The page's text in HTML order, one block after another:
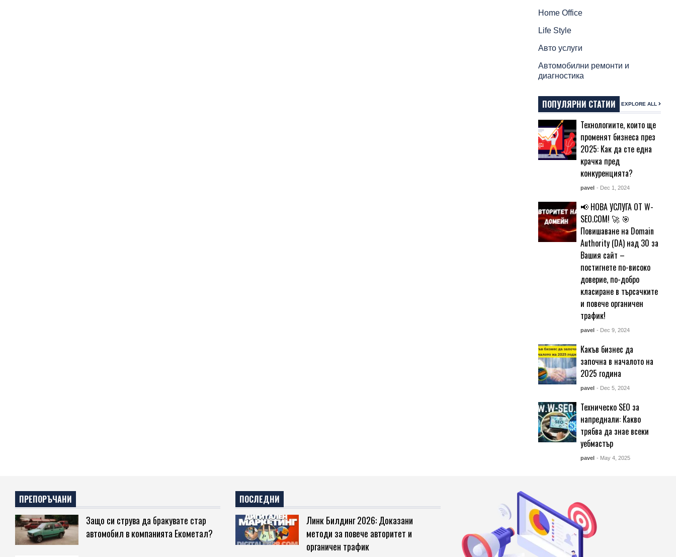
Home Office
Life Style
Авто услуги
Автомобилни ремонти и
диагностика
ПОПУЛЯРНИ СТАТИИ EXPLORE ALL
Технологиите, които ще
променят бизнеса през
2025: Как да сте една
крачка пред
конкуренцията?
pavel - Dec 1, 2024
📢 НОВА УСЛУГА ОТ W-
SEO.COM! 🚀 🎯
Повишаване на Domain
Authority (DA) над 30 за
Вашия сайт –
постигнете по-високо
доверие, по-добро
класиране в търсачките
и повече органичен
трафик!
pavel - Dec 9, 2024
Какъв бизнес да
започна в началото на
2025 година
pavel - Dec 5, 2024
Техническо SEO за
напреднали: Какво
трябва да знае всеки
уебмастър
pavel - May 4, 2025
ПРЕПОРЪЧАНИ
Защо си струва да бракувате стар
автомобил в компанията Екометал?
ПОСЛЕДНИ
Линк Билдинг 2026: Доказани
методи за повече авторитет и
органичен трафик